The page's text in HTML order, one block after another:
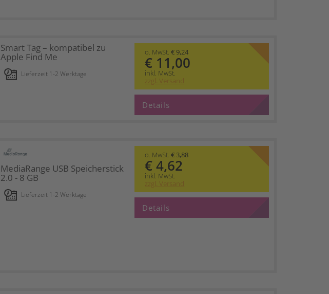
Smart Tag – kompatibel zu
Apple Find Me
Lieferzeit 1-2 Werktage
o. MwSt.€ 9,24
€ 11,00
inkl. MwSt.
zzgl. Versand
Details
MediaRange USB Speicherstick
2.0 - 8 GB
Lieferzeit 1-2 Werktage
o. MwSt.€ 3,88
€ 4,62
inkl. MwSt.
zzgl. Versand
Details